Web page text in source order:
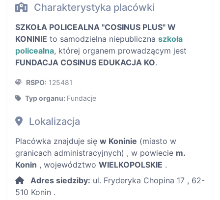
Charakterystyka placówki
SZKOŁA POLICEALNA "COSINUS PLUS" W
KONINIE to samodzielna niepubliczna szkoła
policealna, której organem prowadzącym jest
FUNDACJA COSINUS EDUKACJA KO.
RSPO: 125481
Typ organu: Fundacje
Lokalizacja
Placówka znajduje się w Koninie (miasto w
granicach administracyjnych) , w powiecie m.
Konin , województwo WIELKOPOLSKIE .
Adres siedziby: ul. Fryderyka Chopina 17 , 62-
510 Konin .